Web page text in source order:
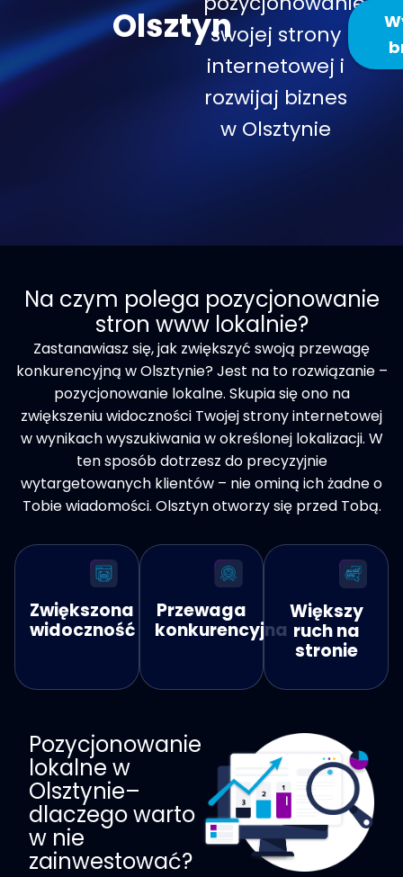
Olsztynswojej strony
internetowej i
rozwijaj biznes
w Olsztynie
Na czym polega pozycjonowanie
stron www lokalnie?​
Zastanawiasz się, jak zwiększyć swoją przewagę
konkurencyjną w Olsztynie? Jest na to rozwiązanie –
pozycjonowanie lokalne. Skupia się ono na
zwiększeniu widoczności Twojej strony internetowej
w wynikach wyszukiwania w określonej lokalizacji. W
ten sposób dotrzesz do precyzyjnie
wytargetowanych klientów – nie ominą ich żadne o
Tobie wiadomości. Olsztyn otworzy się przed Tobą.
Zwiększona
widoczność
Przewaga
konkurencyjna
Większy
ruch na
stronie
Pozycjonowanie
lokalne w
Olsztynie–
dlaczego warto
w nie
zainwestować?